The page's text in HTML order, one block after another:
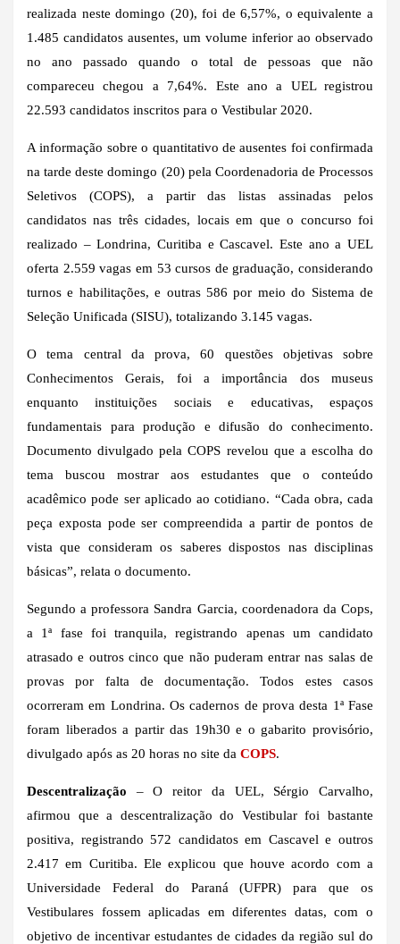
realizada neste domingo (20), foi de 6,57%, o equivalente a
1.485 candidatos ausentes, um volume inferior ao observado
no ano passado quando o total de pessoas que não
compareceu chegou a 7,64%. Este ano a UEL registrou
22.593 candidatos inscritos para o Vestibular 2020.
A informação sobre o quantitativo de ausentes foi confirmada
na tarde deste domingo (20) pela Coordenadoria de Processos
Seletivos (COPS), a partir das listas assinadas pelos
candidatos nas três cidades, locais em que o concurso foi
realizado – Londrina, Curitiba e Cascavel. Este ano a UEL
oferta 2.559 vagas em 53 cursos de graduação, considerando
turnos e habilitações, e outras 586 por meio do Sistema de
Seleção Unificada (SISU), totalizando 3.145 vagas.
O tema central da prova, 60 questões objetivas sobre
Conhecimentos Gerais, foi a importância dos museus
enquanto instituições sociais e educativas, espaços
fundamentais para produção e difusão do conhecimento.
Documento divulgado pela COPS revelou que a escolha do
tema buscou mostrar aos estudantes que o conteúdo
acadêmico pode ser aplicado ao cotidiano. “Cada obra, cada
peça exposta pode ser compreendida a partir de pontos de
vista que consideram os saberes dispostos nas disciplinas
básicas”, relata o documento.
Segundo a professora Sandra Garcia, coordenadora da Cops,
a 1ª fase foi tranquila, registrando apenas um candidato
atrasado e outros cinco que não puderam entrar nas salas de
provas por falta de documentação. Todos estes casos
ocorreram em Londrina. Os cadernos de prova desta 1ª Fase
foram liberados a partir das 19h30 e o gabarito provisório,
divulgado após as 20 horas no site da COPS.
Descentralização – O reitor da UEL, Sérgio Carvalho,
afirmou que a descentralização do Vestibular foi bastante
positiva, registrando 572 candidatos em Cascavel e outros
2.417 em Curitiba. Ele explicou que houve acordo com a
Universidade Federal do Paraná (UFPR) para que os
Vestibulares fossem aplicadas em diferentes datas, com o
objetivo de incentivar estudantes de cidades da região sul do